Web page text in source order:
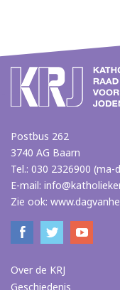
Postbus 262
3740 AG Baarn
Tel.: 030 2326900
E-mail:
Zie ook:
Over de KRJ
Geschiedenis